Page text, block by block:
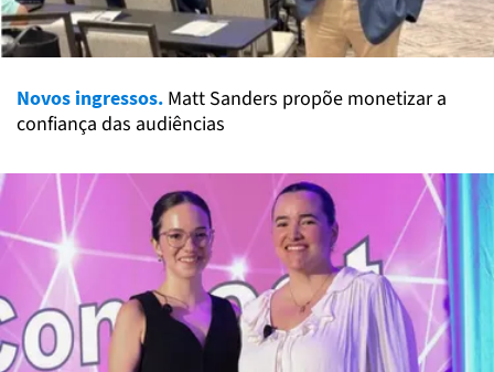
Novos ingressos. Matt Sanders propõe monetizar a
confiança das audiências